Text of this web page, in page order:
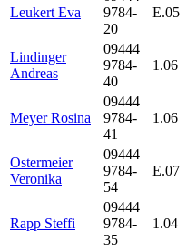
Leukert Eva
9784-
20
E.05
Lindinger
Andreas
09444
9784-
40
1.06
Meyer Rosina
09444
9784-
41
1.06
Ostermeier
Veronika
09444
9784-
54
E.07
Rapp Steffi
09444
9784-
35
1.04